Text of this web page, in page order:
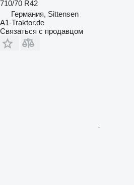
710/70 R42
Германия, Sittensen
A1-Traktor.de
Связаться с продавцом